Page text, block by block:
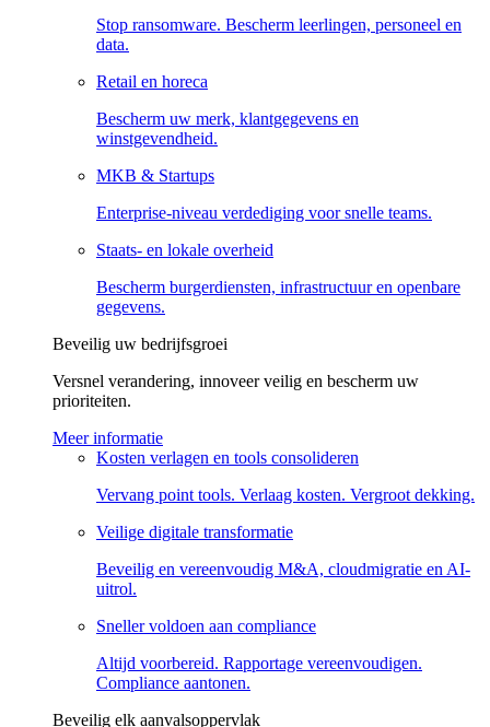
Stop ransomware. Bescherm leerlingen, personeel en
data.
Retail en horeca
Bescherm uw merk, klantgegevens en
winstgevendheid.
MKB & Startups
Enterprise-niveau verdediging voor snelle teams.
Staats- en lokale overheid
Bescherm burgerdiensten, infrastructuur en openbare
gegevens.
Beveilig uw bedrijfs­groei
Versnel verandering, innoveer veilig en bescherm uw
prioriteiten.
Meer informatie
Kosten verlagen en tools consolideren
Vervang point tools. Verlaag kosten. Vergroot dekking.
Veilige digitale transformatie
Beveilig en vereenvoudig M&A, cloudmigratie en AI-
uitrol.
Sneller voldoen aan compliance
Altijd voorbereid. Rapportage vereenvoudigen.
Compliance aantonen.
Beveilig elk aanvalsoppervlak